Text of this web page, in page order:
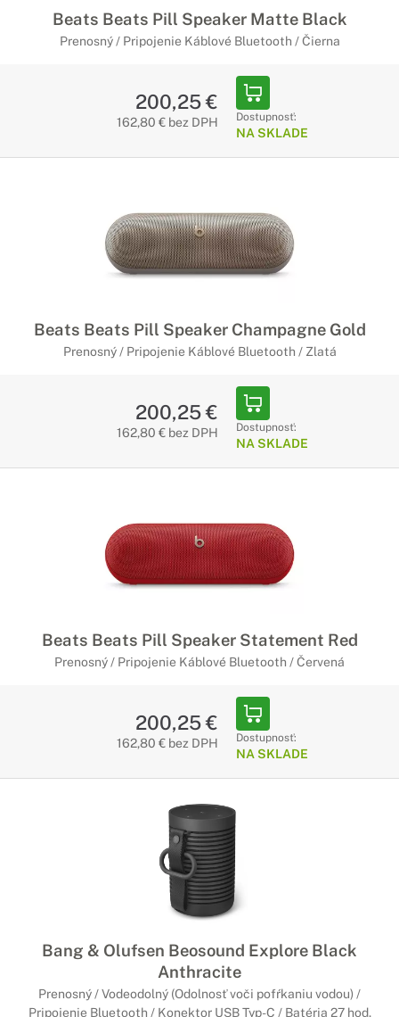
Bezdrôtové reproduktory
Bezdrôtové reproduktory sú vybavené technológiou
Bluetooth, vďaka ktorej sa k nim jednoducho pripojíte so
svojím smartfónom alebo iným mobilným zariadením. Rýchle
Káblové reproduktory
Ten najkvalitnejší prenos zvuku
Káblové reproduktory sú navrhnuté pre spoľahlivý prenos
Beats Beats Pill Speaker Matte Black
Prenosný / Pripojenie Káblové Bluetooth / Čierna
200,25 €
162,80 € bez DPH Dostupnosť:
NA SKLADE
Beats Beats Pill Speaker Champagne Gold
Prenosný / Pripojenie Káblové Bluetooth / Zlatá
200,25 €
162,80 € bez DPH Dostupnosť:
NA SKLADE
Beats Beats Pill Speaker Statement Red
Prenosný / Pripojenie Káblové Bluetooth / Červená
200,25 €
162,80 € bez DPH Dostupnosť:
NA SKLADE
Bang & Olufsen Beosound Explore Black
Anthracite
Prenosný / Vodeodolný (Odolnosť voči pofŕkaniu vodou) /
Pripojenie Bluetooth / Konektor USB Typ-C / Batéria 27 hod.